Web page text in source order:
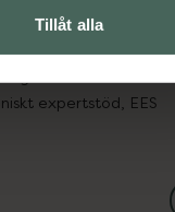
Tillåt alla
in gammal medicin
expertstöd, EES